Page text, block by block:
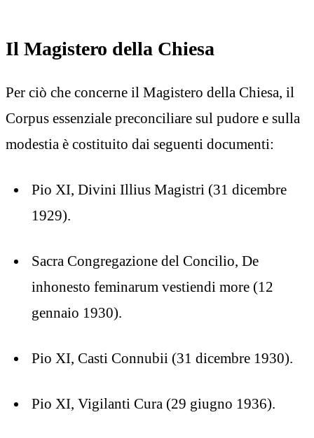
Il Magistero della Chiesa
Per ciò che concerne il Magistero della Chiesa, il
Corpus essenziale preconciliare sul pudore e sulla
modestia è costituito dai seguenti documenti:
Pio XI, Divini Illius Magistri (31 dicembre
1929).
Sacra Congregazione del Concilio, De
inhonesto feminarum vestiendi more (12
gennaio 1930).
Pio XI, Casti Connubii (31 dicembre 1930).
Pio XI, Vigilanti Cura (29 giugno 1936).